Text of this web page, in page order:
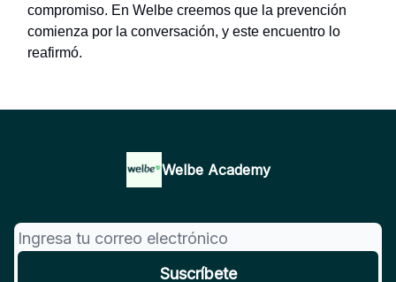
compromiso. En Welbe creemos que la prevención
comienza por la conversación, y este encuentro lo
reafirmó.
Welbe Academy